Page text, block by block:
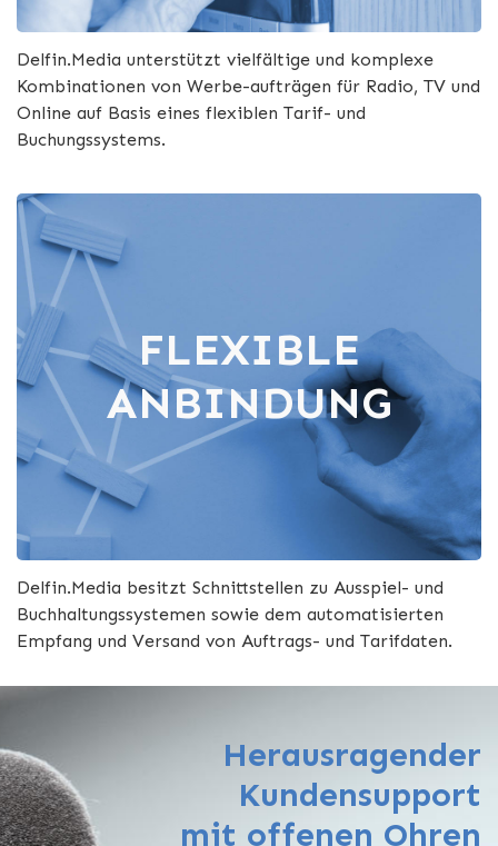
Delfin.Media unterstützt vielfältige und komplexe
Kombinationen von Werbe-aufträgen für Radio, TV und
Online auf Basis eines flexiblen Tarif- und
Buchungssystems.
FLEXIBLE
ANBINDUNG
Delfin.Media besitzt Schnittstellen zu Ausspiel- und
Buchhaltungssystemen sowie dem automatisierten
Empfang und Versand von Auftrags- und Tarifdaten.
Herausragender
Kundensupport
mit offenen Ohren